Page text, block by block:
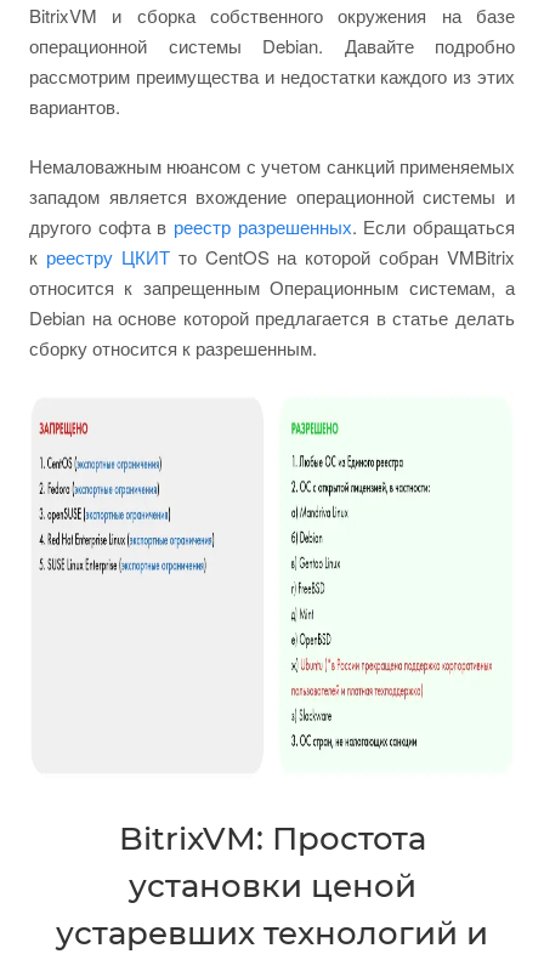
BitrixVM и сборка собственного окружения на базе
операционной системы Debian. Давайте подробно
рассмотрим преимущества и недостатки каждого из этих
вариантов.
Немаловажным нюансом с учетом санкций применяемых
западом является вхождение операционной системы и
другого софта в реестр разрешенных. Если обращаться
к реестру ЦКИТто CentOS на которой собран VMBitrix
относится к запрещенным Операционным системам, а
Debian на основе которой предлагается в статье делать
сборку относится к разрешенным.
BitrixVM: Простота
установки ценой
устаревших технологий и